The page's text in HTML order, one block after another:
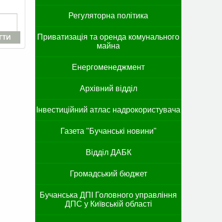
Регуляторна політика
Приватизація та оренда комунального
майна
Енергоменеджмент
Архівний відділ
Інвестиційний атлас надрокористувача
Газета "Бучанські новини"
Відділ ДАБК
Громадський бюджет
Бучанська ДПІ Головного управління
ДПС у Київській області